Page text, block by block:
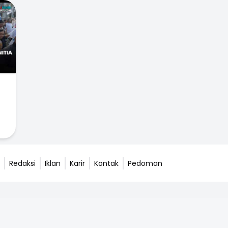
Redaksi Iklan Karir Kontak Pedoman